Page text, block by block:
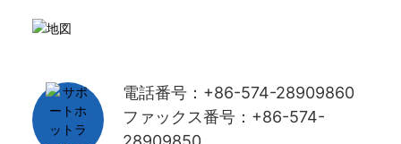
電話番号：+86-574-28909860
ファックス番号：+86-574-